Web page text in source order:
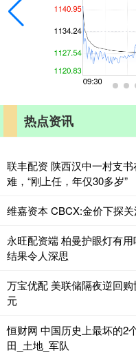
热点资讯
联丰配资 陕西汉中一村支
难，“刚上任，年仅30多岁”
维嘉资本 CBCX:金价下探
永旺配资端 柏曼护眼灯有
结果令人深思
万宝优配 美联储隔夜逆回
元
恒财网 中国历史上最坏的2
田_土地_军队